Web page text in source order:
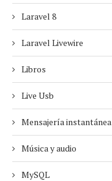
Laravel 8
Laravel Livewire
Libros
Live Usb
Mensajería instantánea
Música y audio
MySQL